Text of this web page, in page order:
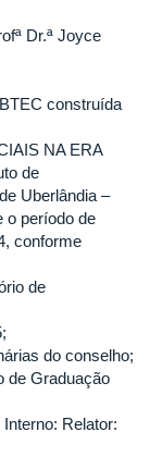
Dr.ª Joyce
construída
NA ERA
de
Uberlândia –
o período de
conforme
de
do conselho;
de Graduação
Relator: